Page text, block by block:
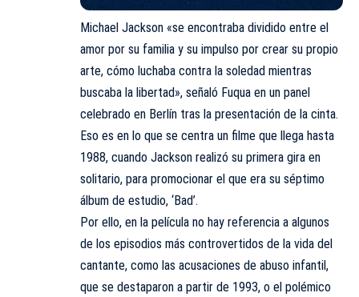
Michael Jackson «se encontraba dividido entre el
amor por su familia y su impulso por crear su propio
arte, cómo luchaba contra la soledad mientras
buscaba la libertad», señaló Fuqua en un panel
celebrado en Berlín tras la presentación de la cinta.
Eso es en lo que se centra un filme que llega hasta
1988, cuando Jackson realizó su primera gira en
solitario, para promocionar el que era su séptimo
álbum de estudio, ‘Bad’.
Por ello, en la película no hay referencia a algunos
de los episodios más controvertidos de la vida del
cantante, como las acusaciones de abuso infantil,
que se destaparon a partir de 1993, o el polémico